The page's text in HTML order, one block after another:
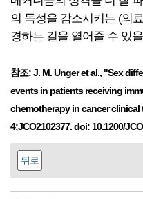
의 독성을 감소시키는 (의
경하는 길을 열어줄 수 있
참조: J. M. Unger et al., "Sex
events in patients receiving
chemotherapy in cancer clinical
4;JCO2102377. doi: 10.1200/
뒤로